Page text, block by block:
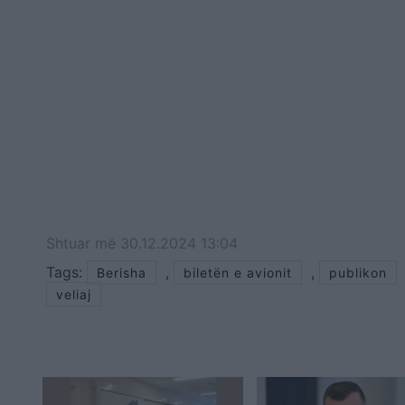
Shtuar më 30.12.2024 13:04
Tags:
Berisha , biletën e avionit ,
publikon
veliaj